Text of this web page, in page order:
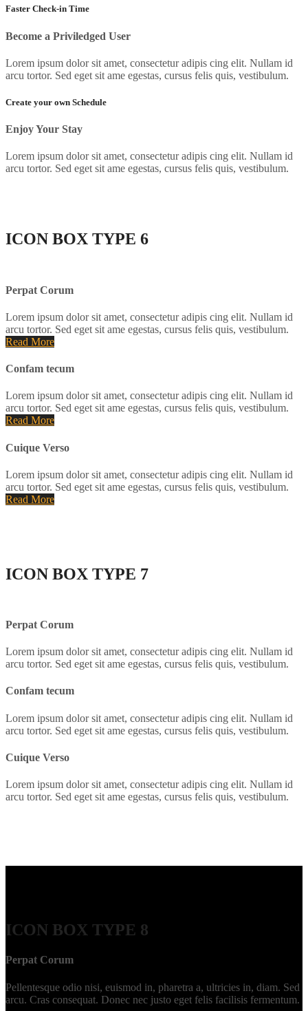
Faster Check-in Time
Become a Priviledged User
Lorem ipsum dolor sit amet, consectetur adipis cing elit. Nullam id
arcu tortor. Sed eget sit ame egestas, cursus felis quis, vestibulum.
Create your own Schedule
Enjoy Your Stay
Lorem ipsum dolor sit amet, consectetur adipis cing elit. Nullam id
arcu tortor. Sed eget sit ame egestas, cursus felis quis, vestibulum.
ICON BOX TYPE 6
Perpat Corum
Lorem ipsum dolor sit amet, consectetur adipis cing elit. Nullam id
arcu tortor. Sed eget sit ame egestas, cursus felis quis, vestibulum.
Read More
Confam tecum
Lorem ipsum dolor sit amet, consectetur adipis cing elit. Nullam id
arcu tortor. Sed eget sit ame egestas, cursus felis quis, vestibulum.
Read More
Cuique Verso
Lorem ipsum dolor sit amet, consectetur adipis cing elit. Nullam id
arcu tortor. Sed eget sit ame egestas, cursus felis quis, vestibulum.
Read More
ICON BOX TYPE 7
Perpat Corum
Lorem ipsum dolor sit amet, consectetur adipis cing elit. Nullam id
arcu tortor. Sed eget sit ame egestas, cursus felis quis, vestibulum.
Confam tecum
Lorem ipsum dolor sit amet, consectetur adipis cing elit. Nullam id
arcu tortor. Sed eget sit ame egestas, cursus felis quis, vestibulum.
Cuique Verso
Lorem ipsum dolor sit amet, consectetur adipis cing elit. Nullam id
arcu tortor. Sed eget sit ame egestas, cursus felis quis, vestibulum.
ICON BOX TYPE 8
Perpat Corum
Pellentesque odio nisi, euismod in, pharetra a, ultricies in, diam. Sed
arcu. Cras consequat. Donec nec justo eget felis facilisis fermentum.